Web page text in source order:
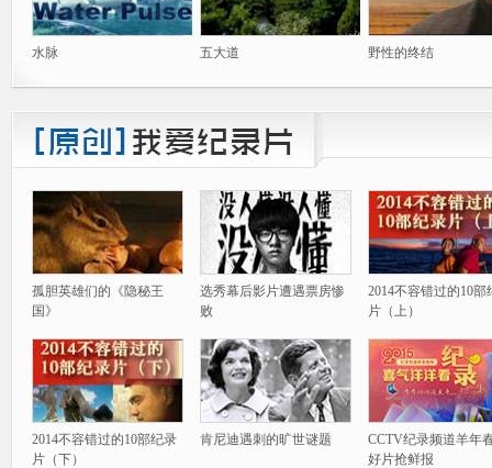
水脉 五大道 野性的终结
孤胆英雄们的《隐秘王
国》
选秀幕后影片遭遇票房惨
败
2014不容错过的10部
片（上）
2014不容错过的10部纪录
片（下）
肯尼迪遇刺的旷世谜题
CCTV纪录频道羊年
好片抢鲜报